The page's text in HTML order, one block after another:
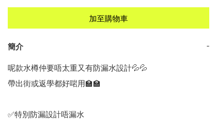
加至購物車
簡介
−
呢款水樽仲要唔太重又有防漏水設計💦💦
帶出街或返學都好啱用🏫🏫
✅特別防漏設計唔漏水